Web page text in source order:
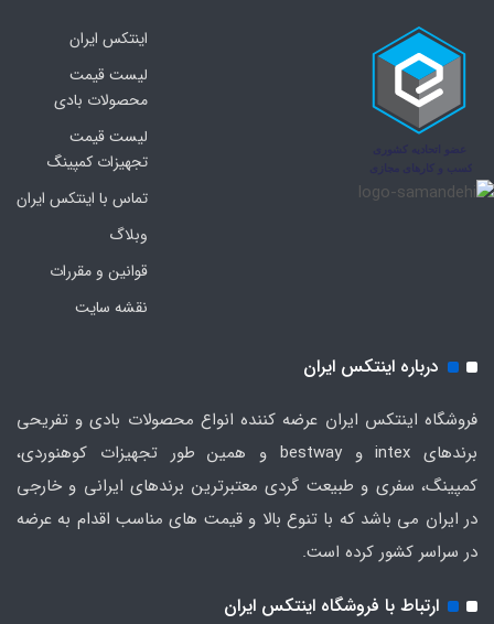
اینتکس ایران
لیست قیمت
محصولات بادی
لیست قیمت
تجهیزات کمپینگ
تماس با اینتکس ایران
وبلاگ
قوانین و مقررات
نقشه سایت
درباره اینتکس ایران
فروشگاه اینتکس ایران عرضه کننده انواع محصولات بادی و تفریحی
برندهای intex و bestway و همین طور تجهیزات کوهنوردی،
کمپینگ، سفری و طبیعت گردی معتبرترین برندهای ایرانی و خارجی
در ایران می باشد که با تنوع بالا و قیمت های مناسب اقدام به عرضه
در سراسر کشور کرده است.
ارتباط با فروشگاه اینتکس ایران